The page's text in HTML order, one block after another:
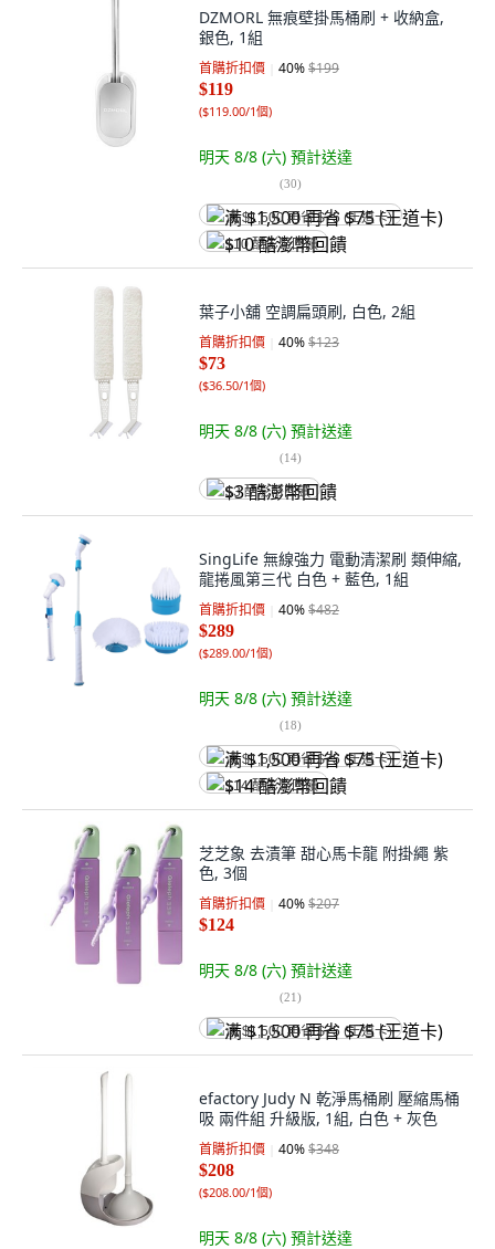
DZMORL 無痕壁掛馬桶刷 + 收納盒,
銀色, 1組
首購折扣價 40%$199
$119
($119.00/1個)
明天 8/8 (六) 預計送達
(30)
满 $1,500 再省 $75 (王道卡)
$10 酷澎幣回饋
葉子小舖 空調扁頭刷, 白色, 2組
首購折扣價 40%$123
$73
($36.50/1個)
明天 8/8 (六) 預計送達
(14)
$3 酷澎幣回饋
SingLife 無線強力 電動清潔刷 類伸縮,
龍捲風第三代 白色 + 藍色, 1組
首購折扣價 40%$482
$289
($289.00/1個)
明天 8/8 (六) 預計送達
(18)
满 $1,500 再省 $75 (王道卡)
$14 酷澎幣回饋
芝芝象 去漬筆 甜心馬卡龍 附掛繩 紫
色, 3個
首購折扣價 40%$207
$124
明天 8/8 (六) 預計送達
(21)
满 $1,500 再省 $75 (王道卡)
efactory Judy N 乾淨馬桶刷 壓縮馬桶
吸 兩件組 升級版, 1組, 白色 + 灰色
首購折扣價 40%$348
$208
($208.00/1個)
明天 8/8 (六) 預計送達